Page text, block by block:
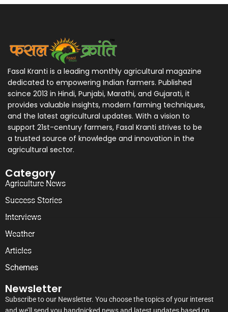
Fasal Kranti is a leading monthly agricultural magazine
dedicated to empowering Indian farmers. Published
scince 2013 in Hindi, Punjabi, Marathi, and Gujarati, it
provides valuable insights, modern farming techniques,
and the latest agricultural updates. With a vision to
support 21st-century farmers, Fasal Kranti strives to be
a trusted source of knowledge and innovation in the
agricultural sector.
Category
Agriculture News
Success Stories
Interviews
Weather
Articles
Schemes
Newsletter
Subscribe to our Newsletter. You choose the topics of your interest